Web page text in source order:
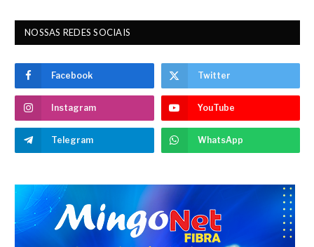
NOSSAS REDES SOCIAIS
Facebook Twitter
Instagram YouTube
Telegram WhatsApp